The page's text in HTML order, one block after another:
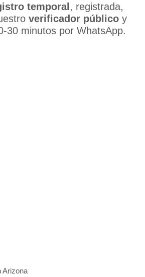
temporal , registrada,
verificador público y
30 minutos por WhatsApp.
Arizona